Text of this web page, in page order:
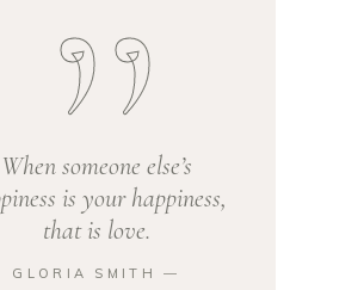
When someone else’s
is your happiness,
that is love.
GLORIA SMITH ―